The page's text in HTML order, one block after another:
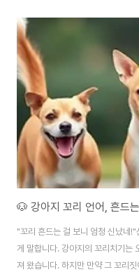
몰래 숨어서 똥을 먹는 등 문제는
에 좌절하고 있는 보호자님들을 위
왜 똥을 먹는지, 그 숨겨진 5가지
이 행동을 멈추게 할 수 있는 과학
다. PART ..
"꼬리 흔드는 걸 보니 엄청 신났네
게 말합니다. 강아지의 꼬리치기는
져 왔습니다. 하지만 만약 그 꼬리